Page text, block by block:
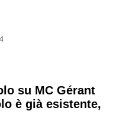
su MC Gérant
è già esistente,